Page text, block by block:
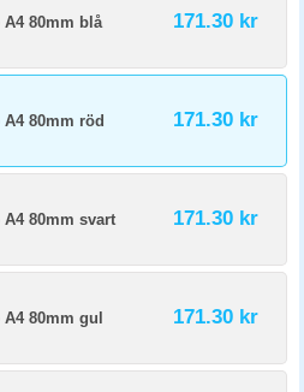
A4 80mm blå 171.30 kr
80mm röd 171.30 kr
A4 80mm svart 171.30 kr
80mm gul 171.30 kr